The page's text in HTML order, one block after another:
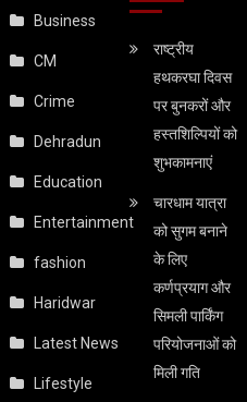
Business
CM
Crime
Dehradun
Education
Entertainment
fashion
Haridwar
Latest News
Lifestyle
राष्ट्रीय
हथकरघा दिवस
पर बुनकरों और
हस्तशिल्पियों को
शुभकामनाएं
चारधाम यात्रा
को सुगम बनाने
के लिए
कर्णप्रयाग और
सिमली पार्किंग
परियोजनाओं को
मिली गति